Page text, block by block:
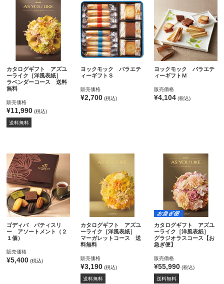
カタログギフト アズユ
ーライク［洋風表紙］
ラベンダーコース 送料
無料
販売価格
¥11,990 (税込)
送料無料
ヨックモック バラエテ
ィーギフトＳ
販売価格
¥2,700(税込)
ヨックモック バラエテ
ィーギフトＭ
販売価格
¥4,104 (税込)
ゴディバ パティスリ
ー アソートメント（２
１個）
販売価格
¥5,400 (税込)
カタログギフト アズユ
ーライク［洋風表紙］
マーガレットコース 送
料無料
販売価格
¥3,190(税込)
送料無料
カタログギフト アズユ
ーライク［洋風表紙］
グラジオラスコース【お
急ぎ便】
販売価格
¥55,990 (税込)
送料無料